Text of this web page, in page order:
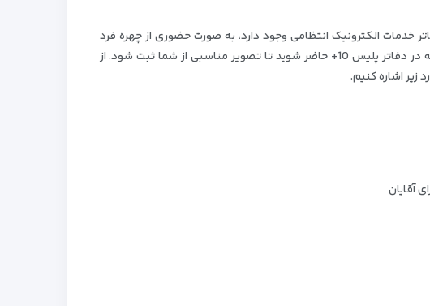
خدمات الکترونیک انتظامی وجود دارد، به صورت حضوری از چهره فرد
متقاضی ثبت شود. از این رو شما باید با ظاهری مناسب و آراسته در دفاتر پلیس 10+ حاضر شوید تا تصویر مناسبی از شما ثبت شود. از
اشاره کنیم.
آقایان